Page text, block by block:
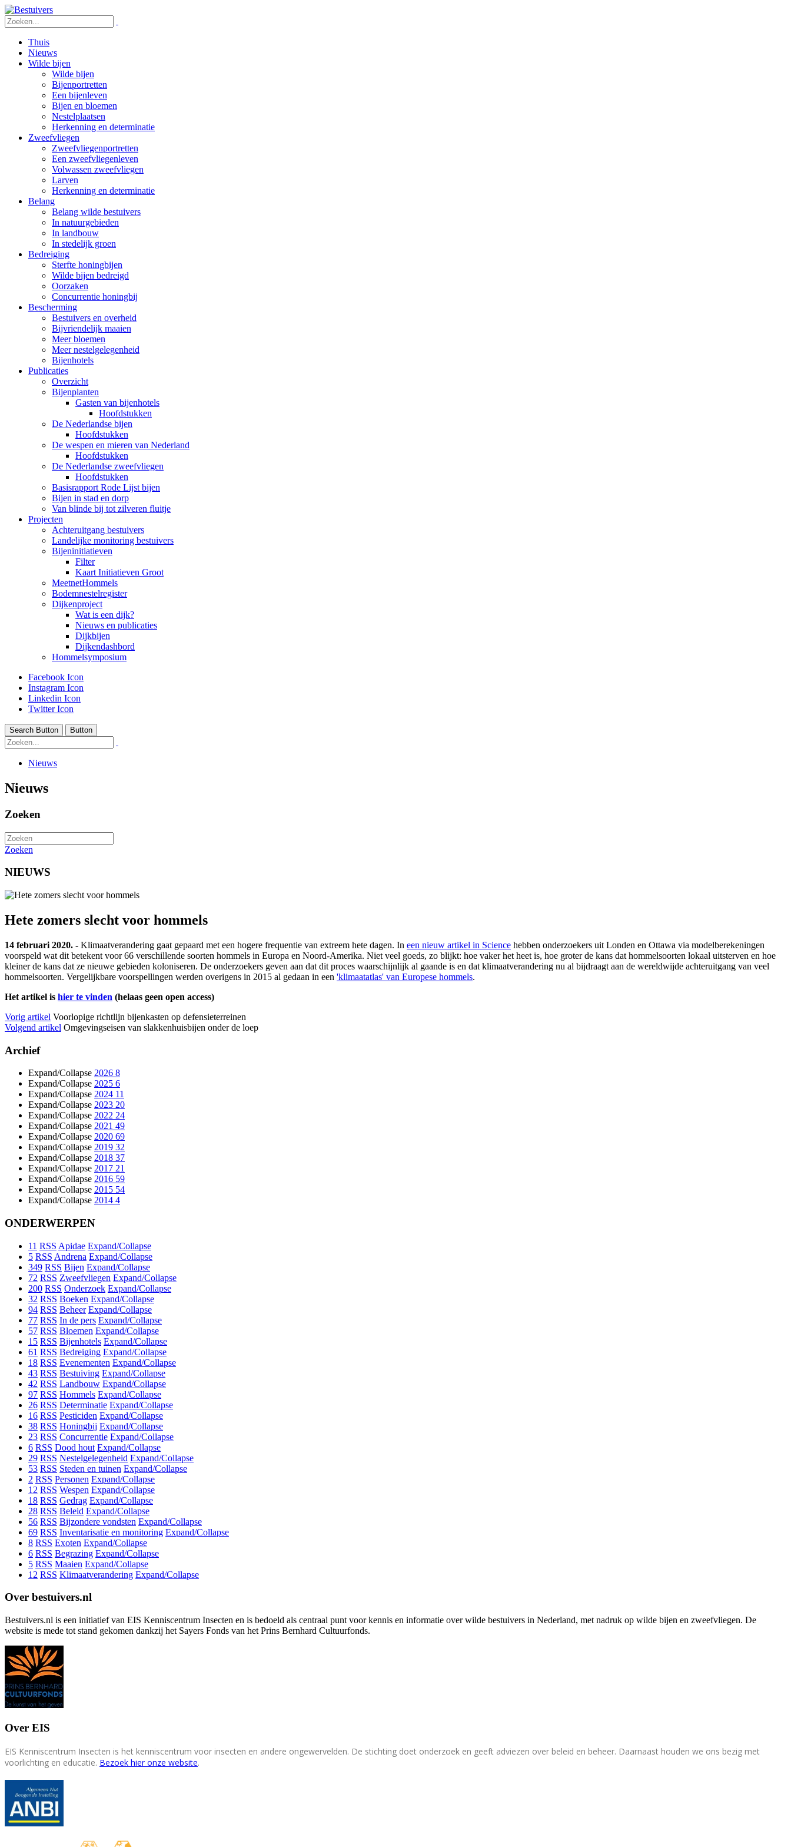
Thuis
Nieuws
Wilde bijen
Wilde bijen
Bijenportretten
Een bijenleven
Bijen en bloemen
Nestelplaatsen
Herkenning en determinatie
Zweefvliegen
Zweefvliegenportretten
Een zweefvliegenleven
Volwassen zweefvliegen
Larven
Herkenning en determinatie
Belang
Belang wilde bestuivers
In natuurgebieden
In landbouw
In stedelijk groen
Bedreiging
Sterfte honingbijen
Wilde bijen bedreigd
Oorzaken
Concurrentie honingbij
Bescherming
Bestuivers en overheid
Bijvriendelijk maaien
Meer bloemen
Meer nestelgelegenheid
Bijenhotels
Publicaties
Overzicht
Bijenplanten
Gasten van bijenhotels
Hoofdstukken
De Nederlandse bijen
Hoofdstukken
De wespen en mieren van Nederland
Hoofdstukken
De Nederlandse zweefvliegen
Hoofdstukken
Basisrapport Rode Lijst bijen
Bijen in stad en dorp
Van blinde bij tot zilveren fluitje
Projecten
Achteruitgang bestuivers
Landelijke monitoring bestuivers
Bijeninitiatieven
Filter
Kaart Initiatieven Groot
MeetnetHommels
Bodemnestelregister
Dijkenproject
Wat is een dijk?
Nieuws en publicaties
Dijkbijen
Dijkendashbord
Hommelsymposium
Facebook Icon
Instagram Icon
Linkedin Icon
Twitter Icon
Search Button Button
Nieuws
Nieuws
Zoeken
Zoeken
NIEUWS
Hete zomers slecht voor hommels
14 februari 2020. - Klimaatverandering gaat gepaard met een hogere frequentie van extreem hete dagen. In een nieuw artikel in Science hebben onderzoekers uit Londen en Ottawa via modelberekeningen
voorspeld wat dit betekent voor 66 verschillende soorten hommels in Europa en Noord-Amerika. Niet veel goeds, zo blijkt: hoe vaker het heet is, hoe groter de kans dat hommelsoorten lokaal uitsterven en hoe
kleiner de kans dat ze nieuwe gebieden koloniseren. De onderzoekers geven aan dat dit proces waarschijnlijk al gaande is en dat klimaatverandering nu al bijdraagt aan de wereldwijde achteruitgang van veel
hommelsoorten. Vergelijkbare voorspellingen werden overigens in 2015 al gedaan in een 'klimaatatlas' van Europese hommels.
Het artikel is hier te vinden (helaas geen open access)
Vorig artikel Voorlopige richtlijn bijenkasten op defensieterreinen
Volgend artikel Omgevingseisen van slakkenhuisbijen onder de loep
Archief
Expand/Collapse 2026 8
Expand/Collapse 2025 6
Expand/Collapse 2024 11
Expand/Collapse 2023 20
Expand/Collapse 2022 24
Expand/Collapse 2021 49
Expand/Collapse 2020 69
Expand/Collapse 2019 32
Expand/Collapse 2018 37
Expand/Collapse 2017 21
Expand/Collapse 2016 59
Expand/Collapse 2015 54
Expand/Collapse 2014 4
ONDERWERPEN
11 RSS Apidae Expand/Collapse
5 RSS Andrena Expand/Collapse
349 RSS Bijen Expand/Collapse
72 RSS Zweefvliegen Expand/Collapse
200 RSS Onderzoek Expand/Collapse
32 RSS Boeken Expand/Collapse
94 RSS Beheer Expand/Collapse
77 RSS In de pers Expand/Collapse
57 RSS Bloemen Expand/Collapse
15 RSS Bijenhotels Expand/Collapse
61 RSS Bedreiging Expand/Collapse
18 RSS Evenementen Expand/Collapse
43 RSS Bestuiving Expand/Collapse
42 RSS Landbouw Expand/Collapse
97 RSS Hommels Expand/Collapse
26 RSS Determinatie Expand/Collapse
16 RSS Pesticiden Expand/Collapse
38 RSS Honingbij Expand/Collapse
23 RSS Concurrentie Expand/Collapse
6 RSS Dood hout Expand/Collapse
29 RSS Nestelgelegenheid Expand/Collapse
53 RSS Steden en tuinen Expand/Collapse
2 RSS Personen Expand/Collapse
12 RSS Wespen Expand/Collapse
18 RSS Gedrag Expand/Collapse
28 RSS Beleid Expand/Collapse
56 RSS Bijzondere vondsten Expand/Collapse
69 RSS Inventarisatie en monitoring Expand/Collapse
8 RSS Exoten Expand/Collapse
6 RSS Begrazing Expand/Collapse
5 RSS Maaien Expand/Collapse
12 RSS Klimaatverandering Expand/Collapse
Over bestuivers.nl
Bestuivers.nl is een initiatief van EIS Kenniscentrum Insecten en is bedoeld als centraal punt voor kennis en informatie over wilde bestuivers in Nederland, met nadruk op wilde bijen en zweefvliegen. De
website is mede tot stand gekomen dankzij het Sayers Fonds van het Prins Bernhard Cultuurfonds.
Over EIS
EIS Kenniscentrum Insecten is het kenniscentrum voor insecten en andere ongewervelden. De stichting doet onderzoek en geeft adviezen over beleid en beheer. Daarnaast houden we ons bezig met
voorlichting en educatie. Bezoek hier onze website.